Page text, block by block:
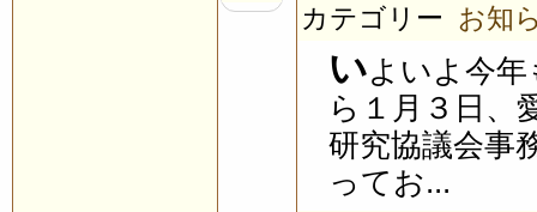
カテゴリー お知
いよいよ今
ら１月３日、
研究協議会事
ってお...